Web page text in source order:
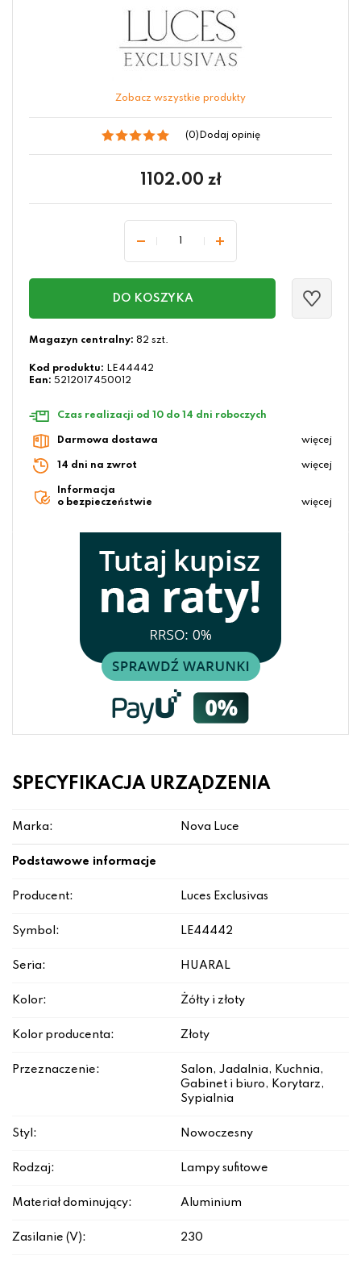
Zobacz wszystkie produkty
(0) Dodaj opinię
1102.00 zł
DO KOSZYKA
Magazyn centralny: 82 szt.
Kod produktu: LE44442
Ean: 5212017450012
Czas realizacji od 10 do 14 dni roboczych
Darmowa dostawa więcej
14 dni na zwrot więcej
Informacja
o bezpieczeństwie
więcej
SPECYFIKACJA URZĄDZENIA
Marka: Nova Luce
Podstawowe informacje
Producent: Luces Exclusivas
Symbol: LE44442
Seria: HUARAL
Kolor: Żółty i złoty
Kolor producenta: Złoty
Przeznaczenie:
Salon, Jadalnia, Kuchnia,
Gabinet i biuro, Korytarz,
Sypialnia
Styl: Nowoczesny
Rodzaj: Lampy sufitowe
Materiał dominujący: Aluminium
Zasilanie (V): 230